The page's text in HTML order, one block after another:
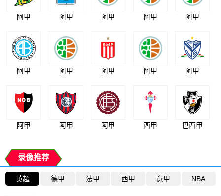
阿甲 阿甲 阿甲 阿甲 阿甲
阿甲 阿甲 阿甲 阿甲 阿甲
阿甲 阿甲 阿甲 西甲 巴西甲
录像推荐
英超 德甲 法甲 西甲 意甲 NBA